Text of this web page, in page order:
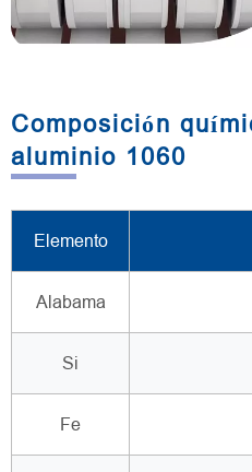
Composición
aluminio 1060
Elemento
Alabama
Si
Fe